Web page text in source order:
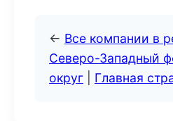
← Все компании в
Северо-Западный
округ
Главная